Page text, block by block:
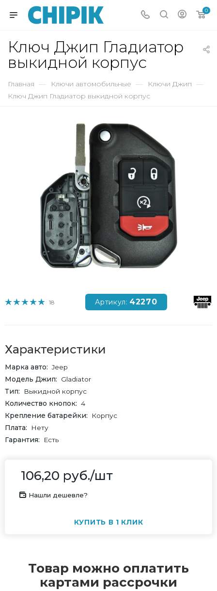
0
Ключ Джип Гладиатор
выкидной корпус
Главная — Ключи автомобильные — Ключи Джип —
Ключ Джип Гладиатор выкидной корпус
18 Артикул: 42270
Характеристики
Марка авто
Jeep
Модель Джип
Gladiator
Тип
Выкидной корпус
Количество кнопок
4
Крепление батарейки
Корпус
Плата
Нету
Гарантия
Есть
106,20 руб./шт
Нашли дешевле?
КУПИТЬ В 1 КЛИК
Товар можно оплатить
картами рассрочки